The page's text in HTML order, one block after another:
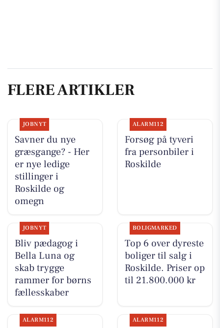
FLERE ARTIKLER
JOBNYT
Savner du nye
græsgange? - Her
er nye ledige
stillinger i
Roskilde og
omegn
ALARM112
Forsøg på tyveri
fra personbiler i
Roskilde
JOBNYT
Bliv pædagog i
Bella Luna og
skab trygge
rammer for børns
fællesskaber
BOLIGMARKED
Top 6 over dyreste
boliger til salg i
Roskilde. Priser op
til 21.800.000 kr
ALARM112 ALARM112